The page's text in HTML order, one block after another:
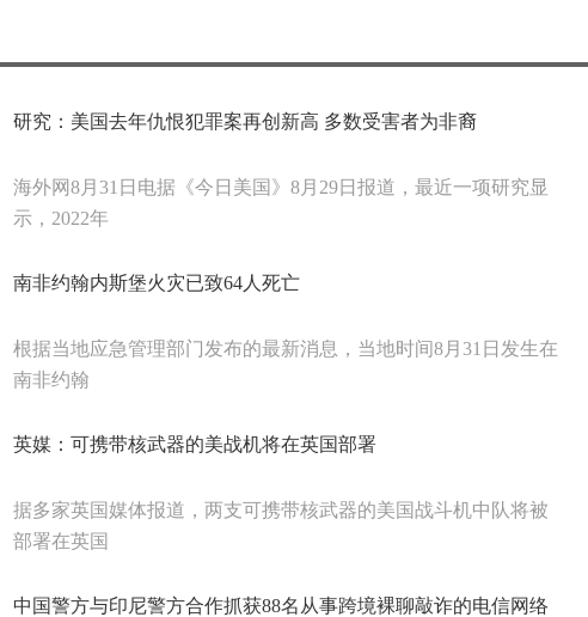
研究：美国去年仇恨犯罪案再创新高 多数受害者为非裔
海外网8月31日电据《今日美国》8月29日报道，最近一项研究显
示，2022年
南非约翰内斯堡火灾已致64人死亡
根据当地应急管理部门发布的最新消息，当地时间8月31日发生在
南非约翰
英媒：可携带核武器的美战机将在英国部署
据多家英国媒体报道，两支可携带核武器的美国战斗机中队将被
部署在英国
中国警方与印尼警方合作抓获88名从事跨境裸聊敲诈的电信网络